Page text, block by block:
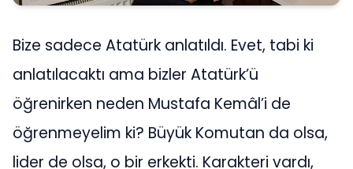
Bize sadece Atatürk anlatıldı. Evet, tabi ki
anlatılacaktı ama bizler Atatürk’ü
öğrenirken neden Mustafa Kemâl’i de
öğrenmeyelim ki? Büyük Komutan da olsa,
lider de olsa, o bir erkekti. Karakteri vardı,